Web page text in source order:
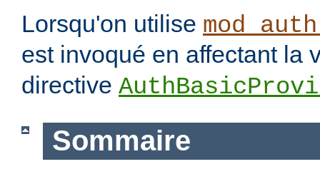
Lorsqu'on utilise
est invoqué en affectant la
directive
Sommaire